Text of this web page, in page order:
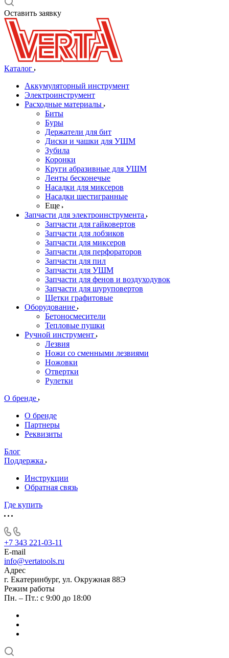
Оставить заявку
Каталог
Аккумуляторный инструмент
Электроинструмент
Расходные материалы
Биты
Буры
Держатели для бит
Диски и чашки для УШМ
Зубила
Коронки
Круги абразивные для УШМ
Ленты бесконечые
Насадки для миксеров
Насадки шестигранные
Еще
Запчасти для электроинструмента
Запчасти для гайковертов
Запчасти для лобзиков
Запчасти для миксеров
Запчасти для перфораторов
Запчасти для пил
Запчасти для УШМ
Запчасти для фенов и воздуходувок
Запчасти для шуруповертов
Щетки графитовые
Оборудование
Бетоносмесители
Тепловые пушки
Ручной инструмент
Лезвия
Ножи со сменными лезвиями
Ножовки
Отвертки
Рулетки
О бренде
О бренде
Партнеры
Реквизиты
Блог
Поддержка
Инструкции
Обратная связь
Где купить
+7 343 221-03-11
E-mail
info@vertatools.ru
Адрес
г. Екатеринбург, ул. Окружная 88Э
Режим работы
Пн. – Пт.: с 9:00 до 18:00